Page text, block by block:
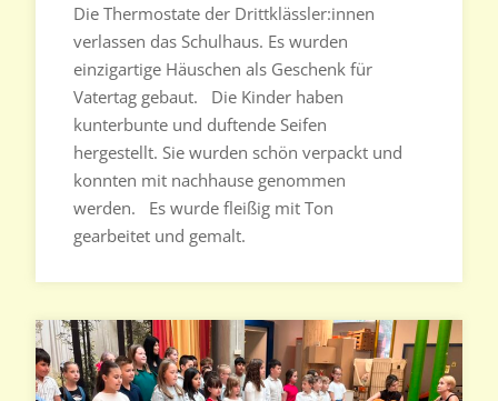
Die Thermostate der Drittklässler:innen
verlassen das Schulhaus. Es wurden
einzigartige Häuschen als Geschenk für
Vatertag gebaut. Die Kinder haben
kunterbunte und duftende Seifen
hergestellt. Sie wurden schön verpackt und
konnten mit nachhause genommen
werden. Es wurde fleißig mit Ton
gearbeitet und gemalt.